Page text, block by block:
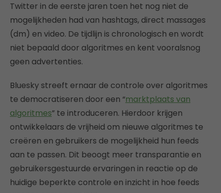
Twitter in de eerste jaren toen het nog niet de
mogelijkheden had van hashtags, direct massages
(dm) en video. De tijdlijn is chronologisch en wordt
niet bepaald door algoritmes en kent vooralsnog
geen advertenties.
Bluesky streeft ernaar de controle over algoritmes
te democratiseren door een “marktplaats van
algoritmes” te introduceren. Hierdoor krijgen
ontwikkelaars de vrijheid om nieuwe algoritmes te
creëren en gebruikers de mogelijkheid hun feeds
aan te passen. Dit beoogt meer transparantie en
gebruikersgestuurde ervaringen in reactie op de
huidige beperkte controle en inzicht in hoe feeds